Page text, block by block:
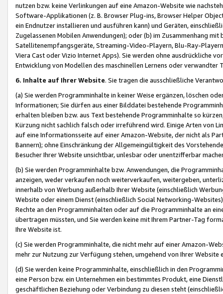
nutzen bzw. keine Verlinkungen auf eine Amazon-Website wie
Software-Applikationen (z. B. Browser Plug-ins, Browser Helper
ein Endnutzer installieren und ausführen kann) und Geräten,
Zugelassenen Mobilen Anwendungen); oder (b) im Zusammenhang
Satellitenempfangsgeräte, Streaming-Video-Playern, Blu-Ray-
Viera Cast oder Vizio Internet Apps). Sie werden ohne ausdrückliche
Entwicklung von Modellen des maschinellen Lernens oder
6. Inhalte auf Ihrer Website. Sie tragen die ausschließliche
(a) Sie werden Programminhalte in keiner Weise ergänzen, löschen
Informationen; Sie dürfen aus einer Bilddatei bestehende
erhalten bleiben bzw. aus Text bestehende Programminhalte so
Kürzung nicht sachlich falsch oder irreführend wird. Einige Arten von
auf eine Informationsseite auf einer Amazon-Website, der nicht als
Bannern); ohne Einschränkung der Allgemeingültigkeit des
Besucher Ihrer Website unsichtbar, unlesbar oder unentzifferbar
(b) Sie werden Programminhalte bzw. Anwendungen, die
anzeigen, weder verkaufen noch weiterverkaufen, weitergeben,
innerhalb von Werbung außerhalb Ihrer Website (einschließlich
Website oder einem Dienst (einschließlich Social Networking-
Rechte an den Programminhalten oder auf die Programminhalte an
übertragen müssten, und Sie werden keine mit Ihrem Partner-Tag
Ihre Website ist.
(c) Sie werden Programminhalte, die nicht mehr auf einer Amazon-
mehr zur Nutzung zur Verfügung stehen, umgehend von Ihrer
(d) Sie werden keine Programminhalte, einschließlich in den
eine Person bzw. ein Unternehmen ein bestimmtes Produkt, eine
geschäftlichen Beziehung oder Verbindung zu diesen steht